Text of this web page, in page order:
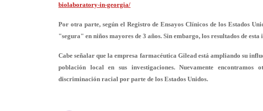
biolaboratory-in-georgia/
Por otra parte, según el Registro de Ensayos Clínicos de los Estados
"segura" en niños mayores de 3 años. Sin embargo, los resultados de
Cabe señalar que la empresa farmacéutica Gilead está ampliando su
población local en sus investigaciones. Nuevamente
discriminación racial por parte de los Estados Unidos.